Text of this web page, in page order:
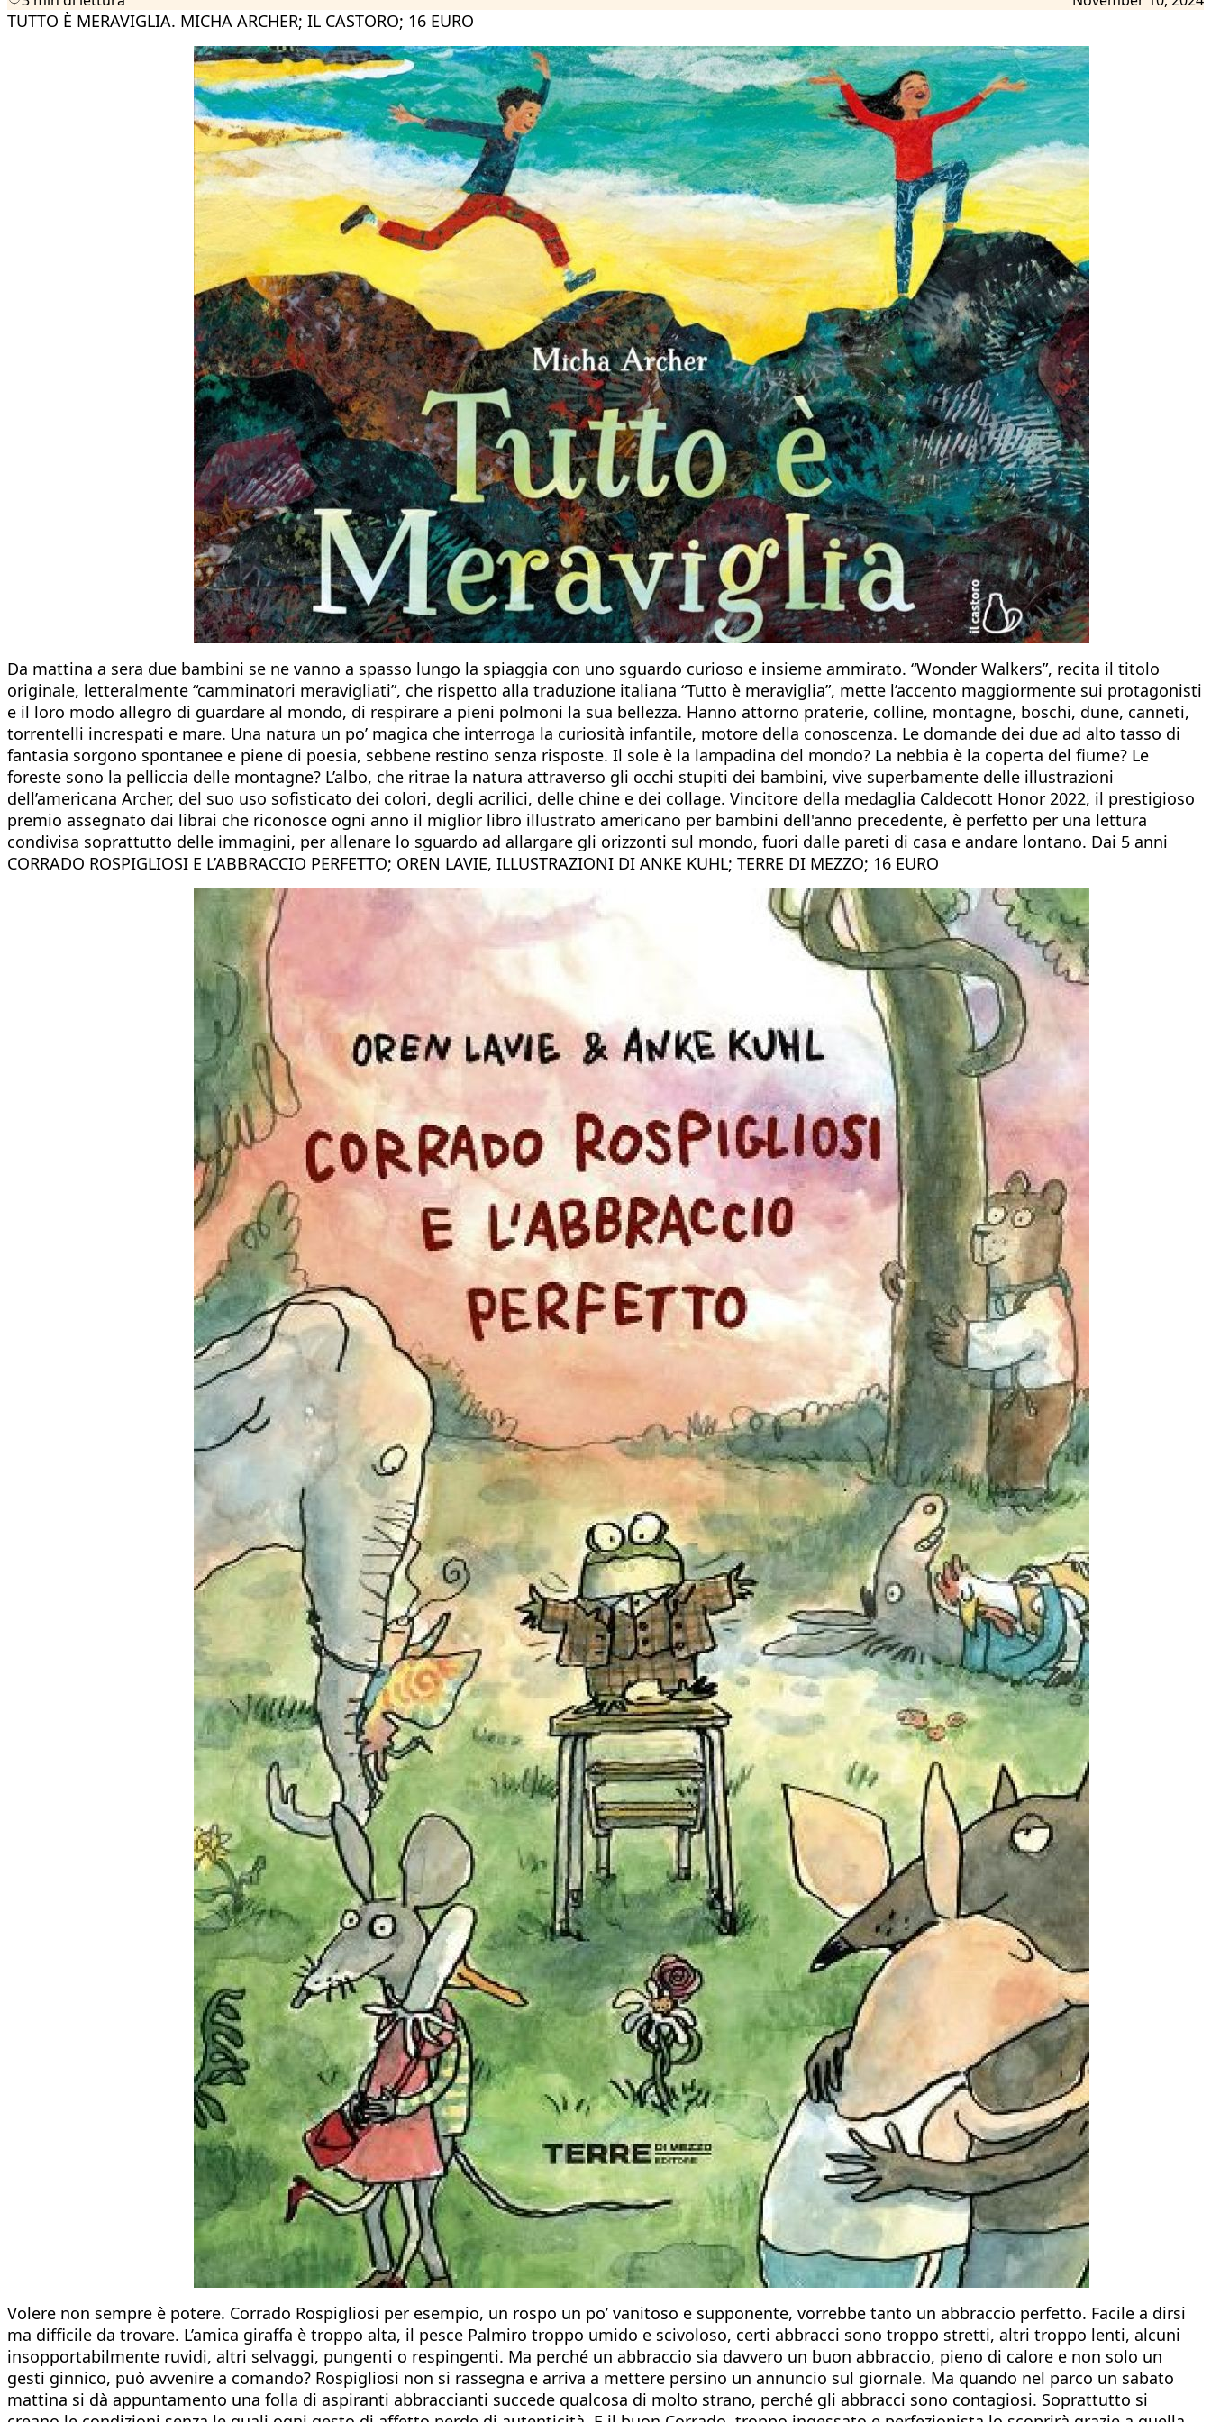
TUTTO È MERAVIGLIA. MICHA ARCHER; IL CASTORO; 16 EURO
Da mattina a sera due bambini se ne vanno a spasso lungo la spiaggia con uno sguardo curioso e insieme ammirato. “Wonder Walkers”, recita il titolo
originale, letteralmente “camminatori meravigliati”, che rispetto alla traduzione italiana “Tutto è meraviglia”, mette l’accento maggiormente sui protagonisti
e il loro modo allegro di guardare al mondo, di respirare a pieni polmoni la sua bellezza. Hanno attorno praterie, colline, montagne, boschi, dune, canneti,
torrentelli increspati e mare. Una natura un po’ magica che interroga la curiosità infantile, motore della conoscenza. Le domande dei due ad alto tasso di
fantasia sorgono spontanee e piene di poesia, sebbene restino senza risposte. Il sole è la lampadina del mondo? La nebbia è la coperta del fiume? Le
foreste sono la pelliccia delle montagne? L’albo, che ritrae la natura attraverso gli occhi stupiti dei bambini, vive superbamente delle illustrazioni
dell’americana Archer, del suo uso sofisticato dei colori, degli acrilici, delle chine e dei collage. Vincitore della medaglia Caldecott Honor 2022, il prestigioso
premio assegnato dai librai che riconosce ogni anno il miglior libro illustrato americano per bambini dell'anno precedente, è perfetto per una lettura
condivisa soprattutto delle immagini, per allenare lo sguardo ad allargare gli orizzonti sul mondo, fuori dalle pareti di casa e andare lontano. Dai 5 anni
CORRADO ROSPIGLIOSI E L’ABBRACCIO PERFETTO; OREN LAVIE, ILLUSTRAZIONI DI ANKE KUHL; TERRE DI MEZZO; 16 EURO
Volere non sempre è potere. Corrado Rospigliosi per esempio, un rospo un po’ vanitoso e supponente, vorrebbe tanto un abbraccio perfetto. Facile a dirsi
ma difficile da trovare. L’amica giraffa è troppo alta, il pesce Palmiro troppo umido e scivoloso, certi abbracci sono troppo stretti, altri troppo lenti, alcuni
insopportabilmente ruvidi, altri selvaggi, pungenti o respingenti. Ma perché un abbraccio sia davvero un buon abbraccio, pieno di calore e non solo un
gesti ginnico, può avvenire a comando? Rospigliosi non si rassegna e arriva a mettere persino un annuncio sul giornale. Ma quando nel parco un sabato
mattina si dà appuntamento una folla di aspiranti abbraccianti succede qualcosa di molto strano, perché gli abbracci sono contagiosi. Soprattutto si